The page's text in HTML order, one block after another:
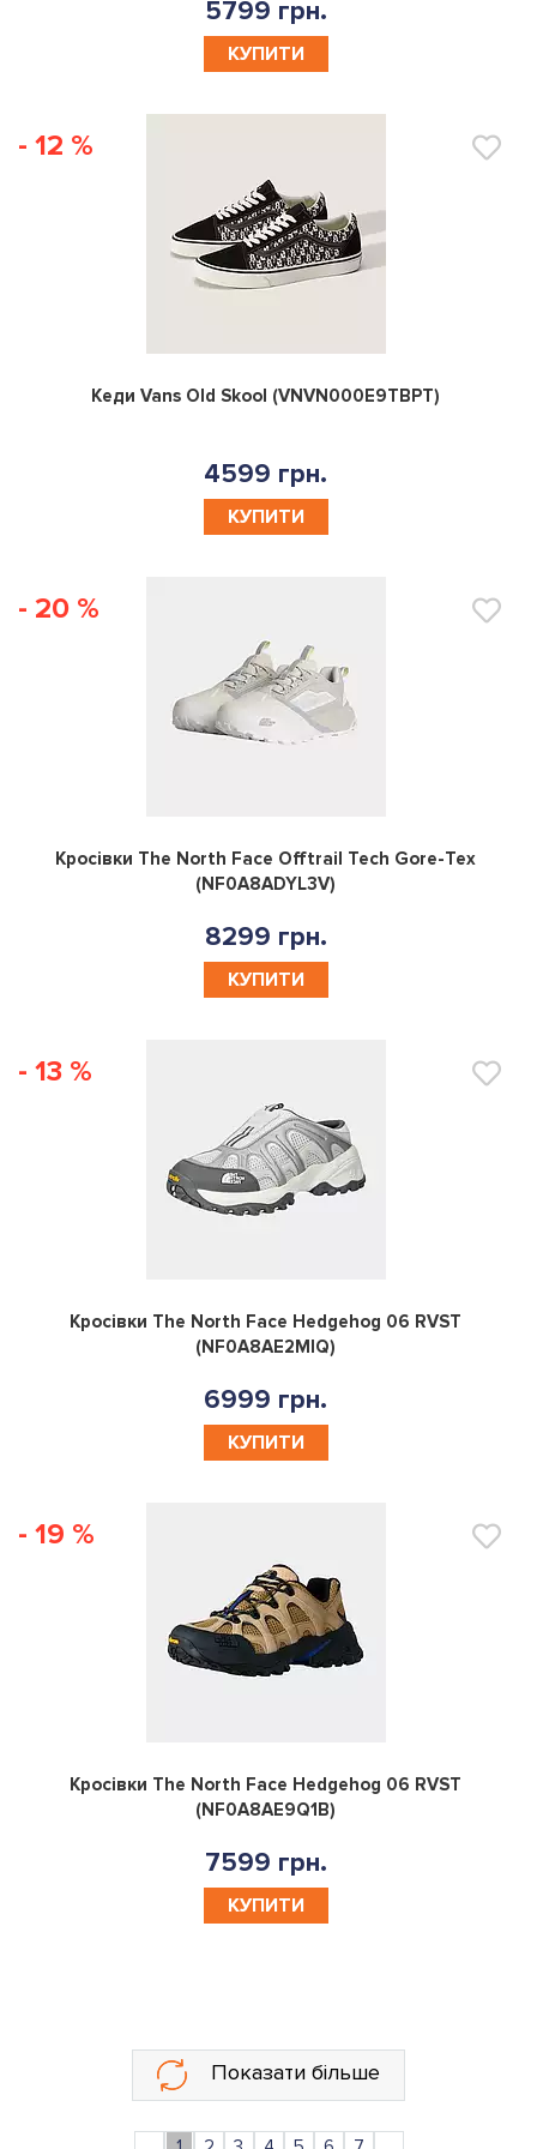
5799 грн.
КУПИТИ
- 12 %
0
Кеди Vans Old Skool (VNVN000E9TBPT)
4599 грн.
КУПИТИ
- 20 %
0
Кросівки The North Face Offtrail Tech Gore-Tex
(NF0A8ADYL3V)
8299 грн.
КУПИТИ
- 13 %
0
Кросівки The North Face Hedgehog 06 RVST
(NF0A8AE2MIQ)
6999 грн.
КУПИТИ
- 19 %
0
Кросівки The North Face Hedgehog 06 RVST
(NF0A8AE9Q1B)
7599 грн.
КУПИТИ
Показати більше